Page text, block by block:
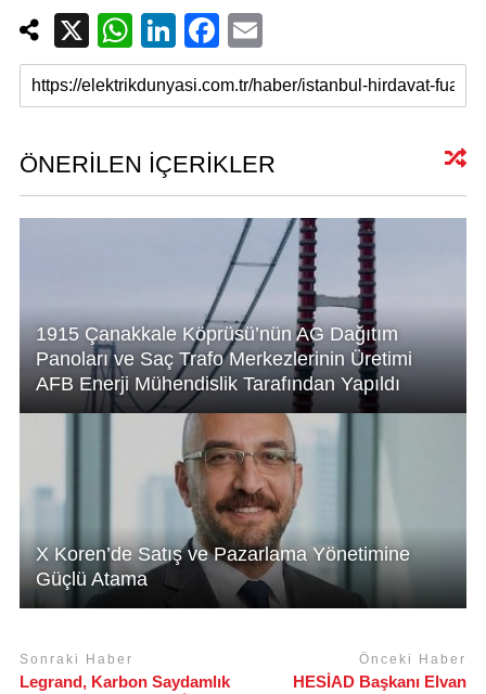
X
W
h
at
A
p
Li
n
k
dI
n
F
a
c
b
o
o
k
m
ail
ÖNERİLEN İÇERİKLER
1915 Çanakkale Köprüsü’nün AG Dağıtım
Panoları ve Saç Trafo Merkezlerinin Üretimi
AFB Enerji Mühendislik Tarafından Yapıldı
X Koren’de Satış ve Pazarlama Yönetimine
Güçlü Atama
Sonraki Haber
Legrand, Karbon Saydamlık
Önceki Haber
HESİAD Başkanı Elvan